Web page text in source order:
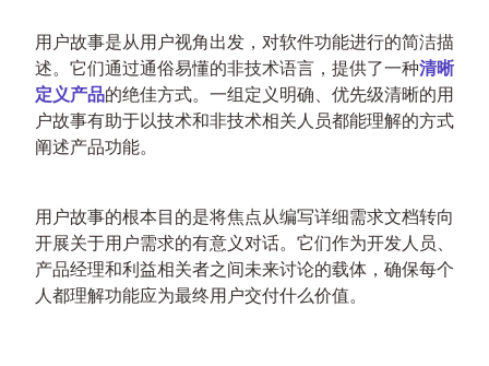
用户故事是从用户视角出发，对软件功能进行的简洁描
述。它们通过通俗易懂的非技术语言，提供了一种清晰
定义产品的绝佳方式。一组定义明确、优先级清晰的用
户故事有助于以技术和非技术相关人员都能理解的方式
阐述产品功能。
用户故事的根本目的是将焦点从编写详细需求文档转向
开展关于用户需求的有意义对话。它们作为开发人员、
产品经理和利益相关者之间未来讨论的载体，确保每个
人都理解功能应为最终用户交付什么价值。